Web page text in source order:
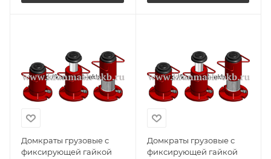
Домкраты грузовые с
фиксирующей гайкой
Домкраты грузовые с
фиксирующей гайкой